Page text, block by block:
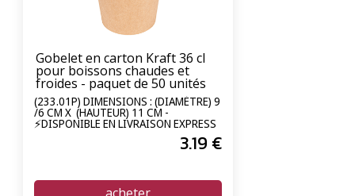
Gobelet en carton Kraft 36 cl
pour boissons chaudes et
froides - paquet de 50 unités
(233.01P) DIMENSIONS : (DIAMÈTRE) 9
/6 CM X (HAUTEUR) 11 CM -
⚡DISPONIBLE EN LIVRAISON EXPRESS
3.19 €